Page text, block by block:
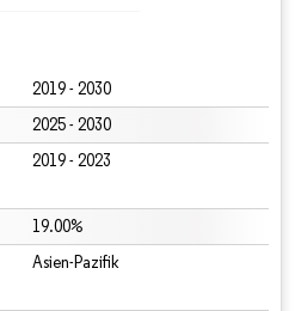
2019 - 2030
2025 - 2030
2019 - 2023
19.00%
Asien-Pazifik